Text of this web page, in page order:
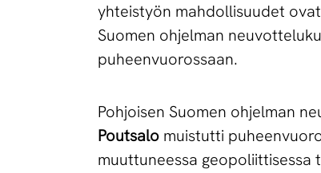
yhteistyön mahdollisuudet
Suomen ohjelman
puheenvuorossaan.
Pohjoisen Suomen ohjelman
Poutsalo muistutti
muuttuneessa geopoliittisessa